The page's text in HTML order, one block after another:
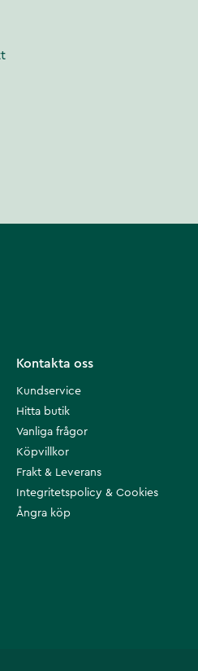
Kontakta oss
Kundservice
Hitta butik
Vanliga frågor
Köpvillkor
Frakt & Leverans
Integritetspolicy & Cookies
Ångra köp